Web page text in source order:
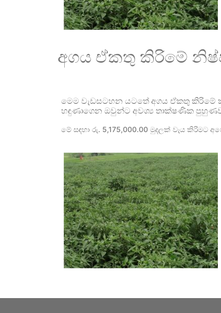
අගය ඒකතු කිරිමේ
මෙම වැඩසටහන යටතේ අගය ඒකතු කිරිමේ
හඳුණාගෙන ඔවුන්ට අවශ්‍ය තාක්ෂණික
මේ සඳහා රු. 5,175,000.00 මුදලක් වැය කිරිමට